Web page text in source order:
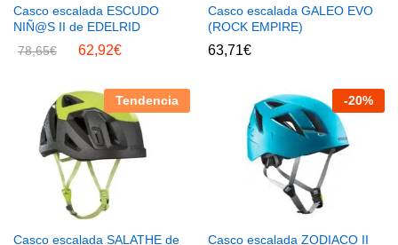
Casco escalada ESCUDO
NIÑ@S II de EDELRID
78,65€ 62,92€
Casco escalada GALEO EVO
(ROCK EMPIRE)
63,71€
Tendencia
Casco escalada SALATHE de
-20%
Casco escalada ZODIACO II